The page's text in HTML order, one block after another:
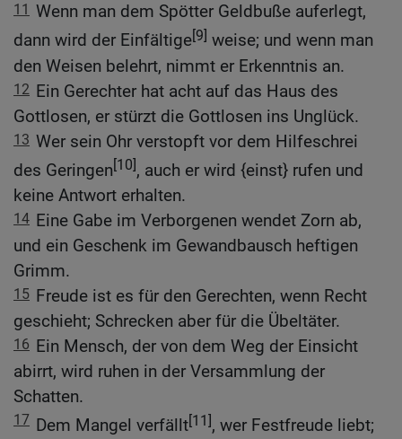
11 Wenn man dem Spötter Geldbuße auferlegt,
dann wird der Einfältige[9] weise; und wenn man
den Weisen belehrt, nimmt er Erkenntnis an.
12 Ein Gerechter hat acht auf das Haus des
Gottlosen, er stürzt die Gottlosen ins Unglück.
13 Wer sein Ohr verstopft vor dem Hilfeschrei
des Geringen[10], auch er wird {einst} rufen und
keine Antwort erhalten.
14 Eine Gabe im Verborgenen wendet Zorn ab,
und ein Geschenk im Gewandbausch heftigen
Grimm.
15 Freude ist es für den Gerechten, wenn Recht
geschieht; Schrecken aber für die Übeltäter.
16 Ein Mensch, der von dem Weg der Einsicht
abirrt, wird ruhen in der Versammlung der
Schatten.
17 Dem Mangel verfällt[11], wer Festfreude liebt;